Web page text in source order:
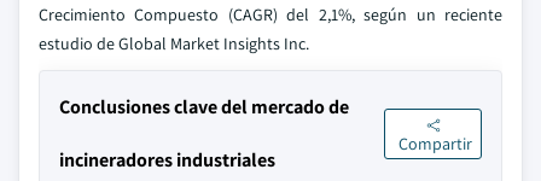
Crecimiento Compuesto (CAGR) del 2,1%, según un reciente
estudio de Global Market Insights Inc.
Conclusiones clave del mercado de
incineradores industriales
Compartir